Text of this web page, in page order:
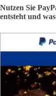
Nutzen Sie
entsteht und